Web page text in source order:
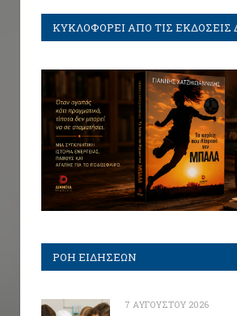
ΚΥΚΛΟΦΟΡΕΙ ΑΠΟ ΤΙΣ ΕΚΔΟΣΕΙΣ
ΡΟΗ ΕΙΔΗΣΕΩΝ
7 ΑΥΓΟΎΣΤΟΥ 2026